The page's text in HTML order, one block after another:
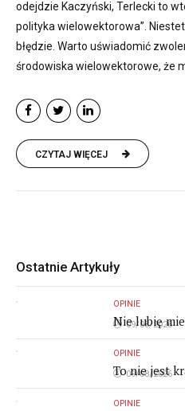
odejdzie Kaczyński, Terlecki to
polityka wielowektorowa”.
błędzie. Warto uświadomić
środowiska wielowektorowe, że
CZYTAJ WIĘCEJ
Ostatnie Artykuły
OPINIE
Nie lubię
09/08/2026
OPINIE
To nie jest
myślących
09/08/2026
OPINIE